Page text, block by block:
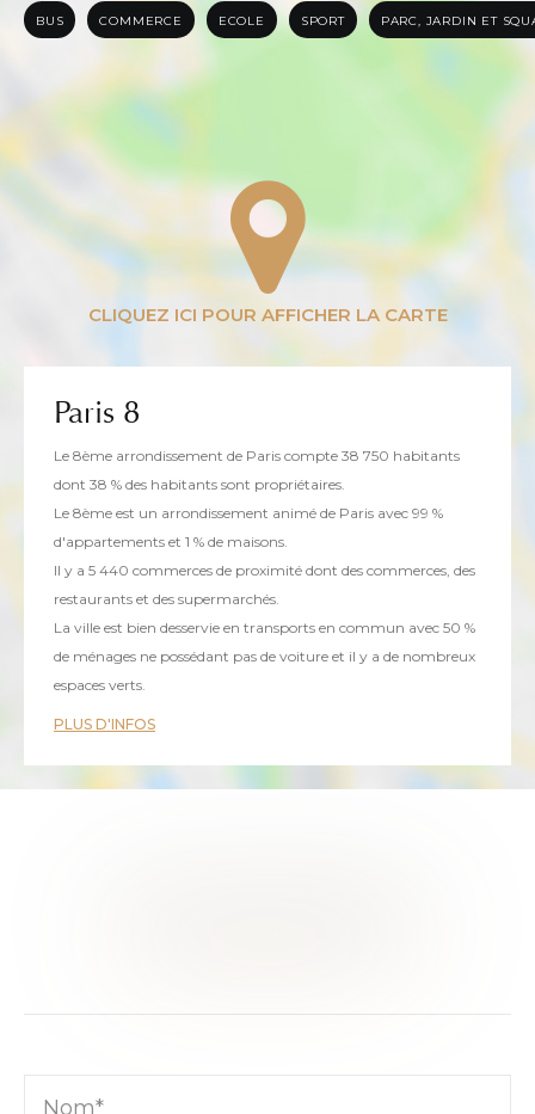
BUS COMMERCE ECOLE SPORT PARC, JARDIN ET
Paris 8
Le 8ème arrondissement de Paris compte 38 750 habitants
dont 38 % des habitants sont propriétaires.
Le 8ème est un arrondissement animé de Paris avec 99 %
d'appartements et 1 % de maisons.
Il y a 5 440 commerces de proximité dont des commerces, des
restaurants et des supermarchés.
La ville est bien desservie en transports en commun avec 50 %
de ménages ne possédant pas de voiture et il y a de nombreux
espaces verts.
PLUS D'INFOS
Nom*